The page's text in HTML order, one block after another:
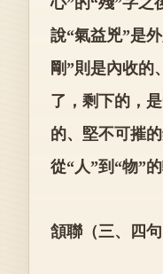
說“氣益兇”是
剛”則是內收的
了，剩下的，
的、堅不可摧
從“人”到“物”的
頷聯（三、四句